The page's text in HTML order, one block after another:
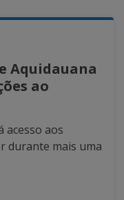
Aquidauana
ao
acesso aos
durante mais uma